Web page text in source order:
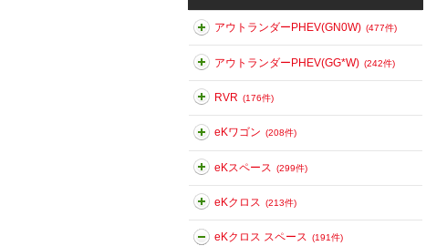
アウトランダーPHEV(GN0W) (477件)
アウトランダーPHEV(GG*W) (242件)
RVR (176件)
eKワゴン (208件)
eKスペース (299件)
eKクロス (213件)
eKクロス スペース (191件)